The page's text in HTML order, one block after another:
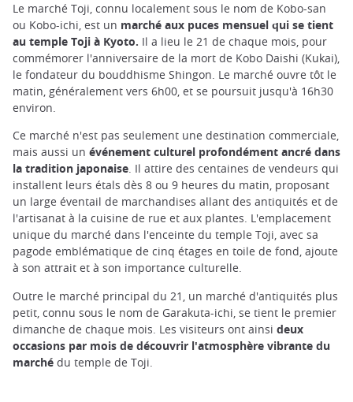
Le marché Toji, connu localement sous le nom de Kobo-san
ou Kobo-ichi, est un marché aux puces mensuel qui se tient
au temple Toji à Kyoto. Il a lieu le 21 de chaque mois, pour
commémorer l'anniversaire de la mort de Kobo Daishi (Kukai),
le fondateur du bouddhisme Shingon. Le marché ouvre tôt le
matin, généralement vers 6h00, et se poursuit jusqu'à 16h30
environ.
Ce marché n'est pas seulement une destination commerciale,
mais aussi un événement culturel profondément ancré dans
la tradition japonaise. Il attire des centaines de vendeurs qui
installent leurs étals dès 8 ou 9 heures du matin, proposant
un large éventail de marchandises allant des antiquités et de
l'artisanat à la cuisine de rue et aux plantes. L'emplacement
unique du marché dans l'enceinte du temple Toji, avec sa
pagode emblématique de cinq étages en toile de fond, ajoute
à son attrait et à son importance culturelle.
Outre le marché principal du 21, un marché d'antiquités plus
petit, connu sous le nom de Garakuta-ichi, se tient le premier
dimanche de chaque mois. Les visiteurs ont ainsi deux
occasions par mois de découvrir l'atmosphère vibrante du
marché du temple de Toji.